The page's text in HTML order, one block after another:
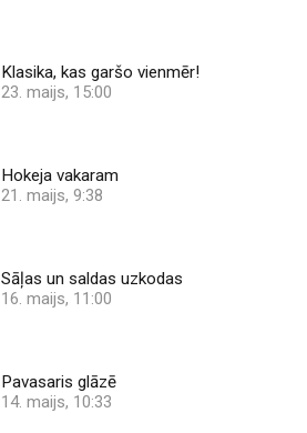
Klasika, kas garšo vienmēr!
23. maijs, 15:00
Hokeja vakaram
21. maijs, 9:38
Sāļas un saldas uzkodas
16. maijs, 11:00
Pavasaris glāzē
14. maijs, 10:33